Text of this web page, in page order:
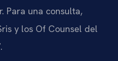
Para una consulta,
y los Of Counsel del